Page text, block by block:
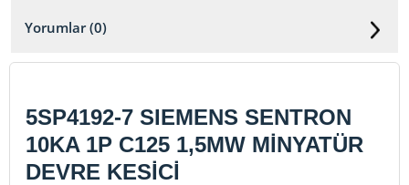
Yorumlar (0)
5SP4192-7 SIEMENS SENTRON
10KA 1P C125 1,5MW MİNYATÜR
DEVRE KESİCİ